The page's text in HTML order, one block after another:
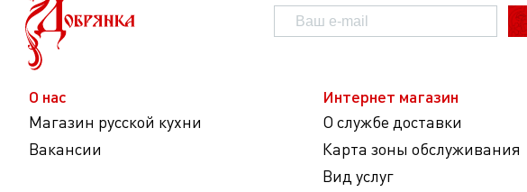
О нас
Магазин русской кухни
Вакансии
Интернет магазин
О службе доставки
Карта зоны обслуживания
Вид услуг